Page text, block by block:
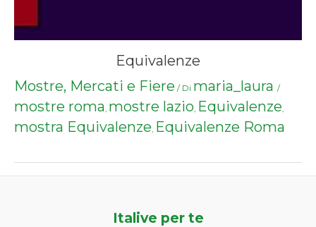
Equivalenze
Mostre, Mercati e Fiere / Di maria_laura /
mostre roma, mostre lazio, Equivalenze,
mostra Equivalenze, Equivalenze Roma
Italive per te